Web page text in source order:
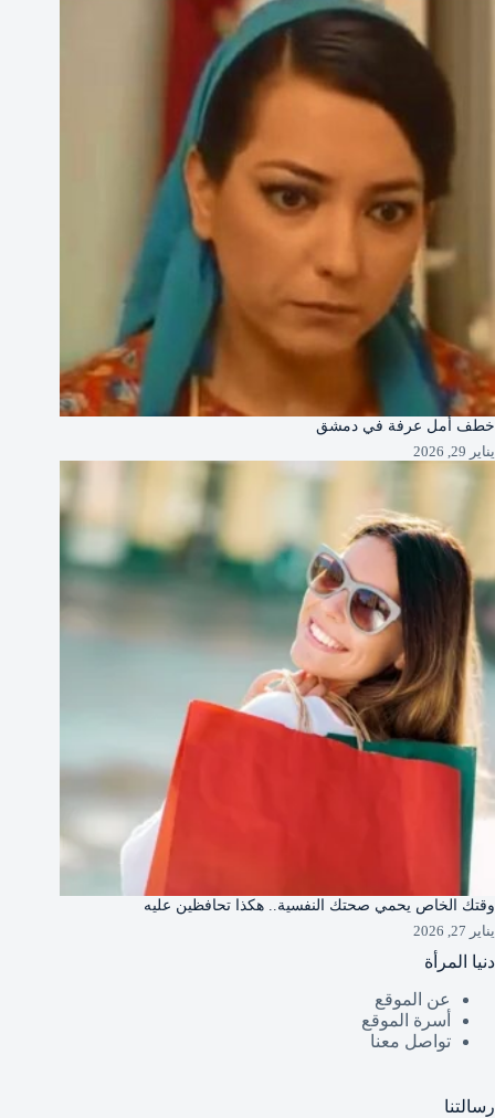
خطف أمل عرفة في دمشق
يناير 29, 2026
وقتك الخاص يحمي صحتك النفسية.. هكذا تحافظين عليه
يناير 27, 2026
دنيا المرأة
عن الموقع
أسرة الموقع
تواصل معنا
رسالتنا